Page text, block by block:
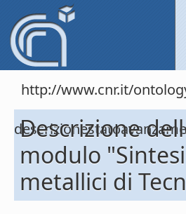
http://www.cnr.it/
Descrizione
modulo
metallici di